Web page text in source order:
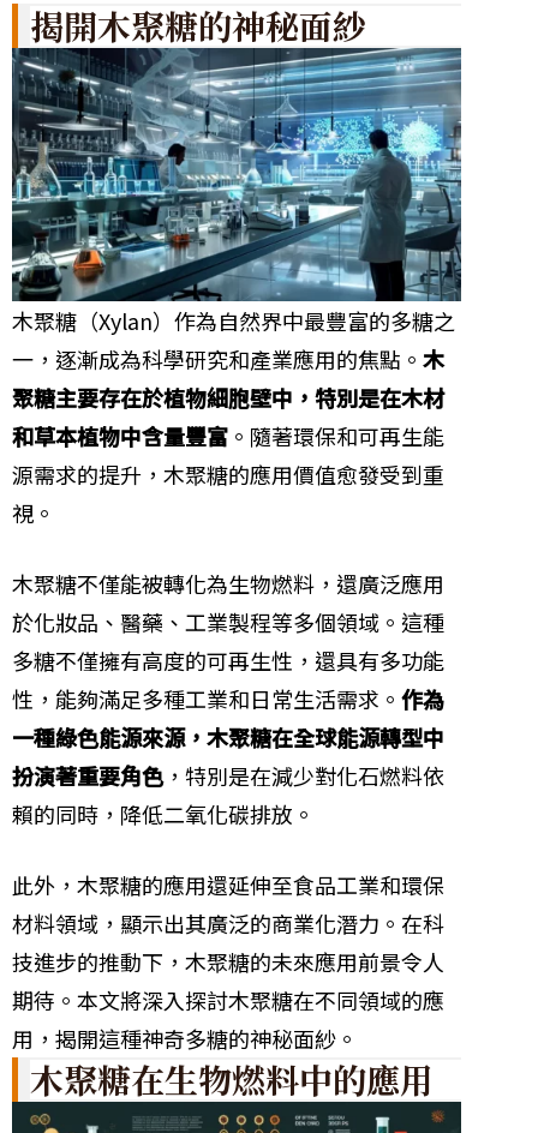
揭開木聚糖的神秘面紗
木聚糖（Xylan）作為自然界中最豐富的多糖之
一，逐漸成為科學研究和產業應用的焦點。 木
聚糖主要存在於植物細胞壁中，特別是在木材
和草本植物中含量豐富 。隨著環保和可再生能
源需求的提升，木聚糖的應用價值愈發受到重
視。
木聚糖不僅能被轉化為生物燃料，還廣泛應用
於化妝品、醫藥、工業製程等多個領域。這種
多糖不僅擁有高度的可再生性，還具有多功能
性，能夠滿足多種工業和日常生活需求。 作為
一種綠色能源來源，木聚糖在全球能源轉型中
扮演著重要角色，特別是在減少對化石燃料依
賴的同時，降低二氧化碳排放。
此外，木聚糖的應用還延伸至食品工業和環保
材料領域，顯示出其廣泛的商業化潛力。在科
技進步的推動下，木聚糖的未來應用前景令人
期待。本文將深入探討木聚糖在不同領域的應
用，揭開這種神奇多糖的神秘面紗。
木聚糖在生物燃料中的應用